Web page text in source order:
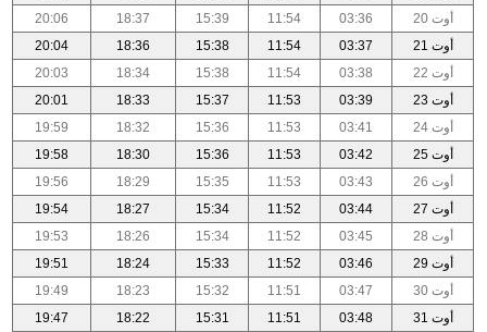
أوت 20
03:36
11:54
15:39
18:37
20:06
أوت 21
03:37
11:54
15:38
18:36
20:04
أوت 22
03:38
11:54
15:38
18:34
20:03
أوت 23
03:39
11:53
15:37
18:33
20:01
أوت 24
03:41
11:53
15:36
18:32
19:59
أوت 25
03:42
11:53
15:36
18:30
19:58
أوت 26
03:43
11:53
15:35
18:29
19:56
أوت 27
03:44
11:52
15:34
18:27
19:54
أوت 28
03:45
11:52
15:34
18:26
19:53
أوت 29
03:46
11:52
15:33
18:24
19:51
أوت 30
03:47
11:51
15:32
18:23
19:49
أوت 31
03:48
11:51
15:31
18:22
19:47